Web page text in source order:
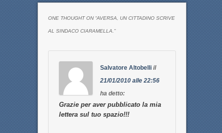
ONE THOUGHT ON “AVERSA, UN CITTADINO SCRIVE
AL SINDACO CIARAMELLA. ”
Salvatore Altobelliil
21/01/2010 alle 22:56
ha detto:
Grazie per aver pubblicato la mia
lettera sul tuo spazio!!!